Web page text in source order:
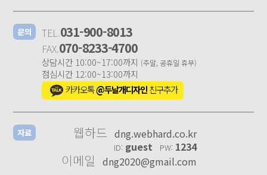
문의 TEL.031-900-8013
FAX.070-8233-4700
상담시간 10:00~17:00까지 (주말, 공휴일 휴무)
점심시간 12:00~13:00까지
카카오톡@두날개디자인친구추가
자료 웹하드 dng.webhard.co.kr
ID: guest PW: 1234
이메일 dng2020@gmail.com